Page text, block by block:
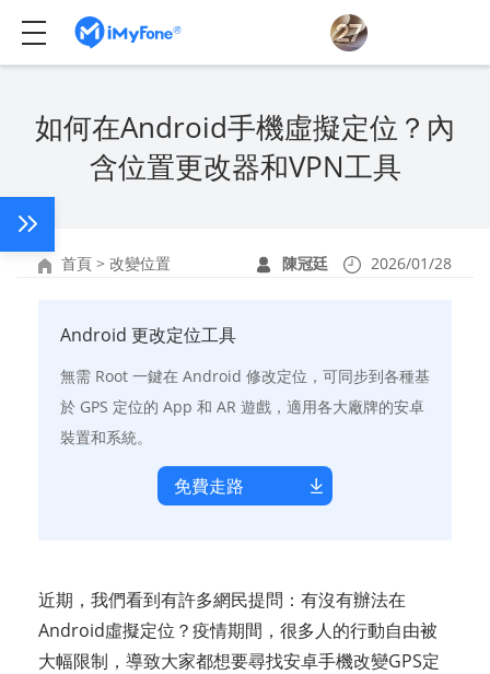
如何在Android手機虛擬定位？內
含位置更改器和VPN工具
首頁 > 改變位置 陳冠廷 2026/01/28
Android 更改定位工具
無需 Root 一鍵在 Android 修改定位，可同步到各種基
於 GPS 定位的 App 和 AR 遊戲，適用各大廠牌的安卓
裝置和系統。
免費走路
近期，我們看到有許多網民提問：有沒有辦法在
Android虛擬定位？疫情期間，很多人的行動自由被
大幅限制，導致大家都想要尋找安卓手機改變GPS定